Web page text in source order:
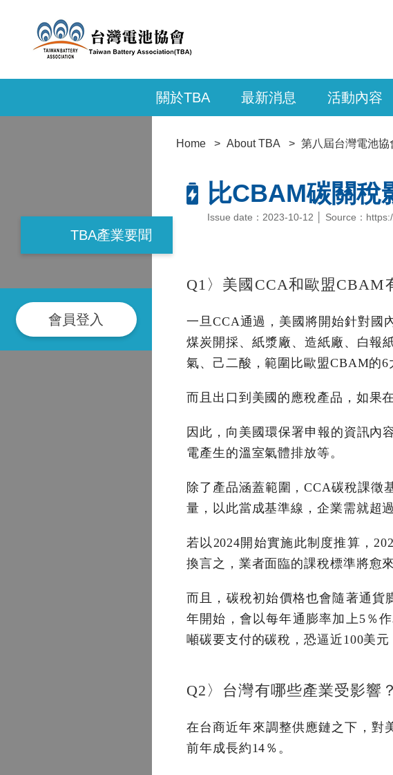
關於TBA 最新消息 活動內容
TBA產業要聞
會員登入
Home About TBA 第八屆台灣電池協
比CBAM碳關稅
Issue date：2023-10-12 │ Source：
Q1〉美國CCA和歐盟CBAM
一旦CCA通過，美國將開始針對國
煤炭開採、紙漿廠、造紙廠、白報
氣、己二酸，範圍比歐盟CBAM的6
而且出口到美國的應稅產品，如果
因此，向美國環保署申報的資訊內
電產生的溫室氣體排放等。
除了產品涵蓋範圍，CCA碳稅課徵
量，以此當成基準線，企業需就超
若以2024開始實施此制度推算，
換言之，業者面臨的課稅標準將愈
而且，碳稅初始價格也會隨著通貨
年開始，會以每年通膨率加上5％
噸碳要支付的碳稅，恐逼近100美元
Q2〉台灣有哪些產業受影響？
在台商近年來調整供應鏈之下，對
前年成長約14％。